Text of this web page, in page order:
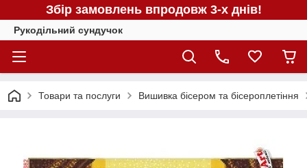
Збір замовлень впродовж 3-х днів!
Рукодільний сундучок
Товари та послуги Вишивка бісером та бісероплетіння